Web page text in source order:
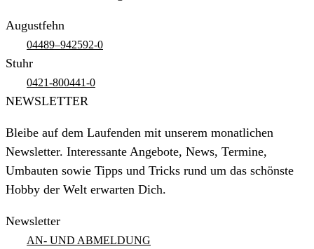
Augustfehn
04489–942592-0
Stuhr
0421-800441-0
NEWSLETTER
Bleibe auf dem Laufenden mit unserem monatlichen
Newsletter. Interessante Angebote, News, Termine,
Umbauten sowie Tipps und Tricks rund um das schönste
Hobby der Welt erwarten Dich.
Newsletter
AN- UND ABMELDUNG